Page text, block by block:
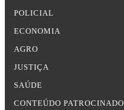
POLICIAL
ECONOMIA
AGRO
JUSTIÇA
SAÚDE
CONTEÚDO PATROCINADO